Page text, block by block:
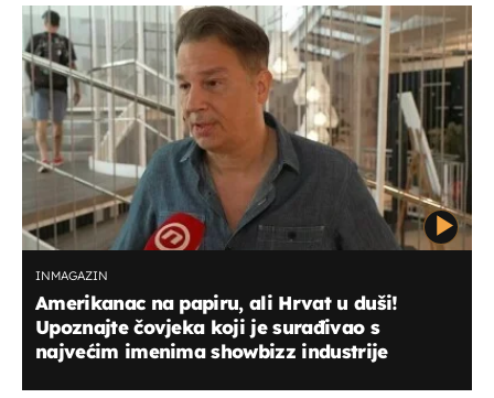
INMAGAZIN
Amerikanac na papiru, ali Hrvat u duši!
Upoznajte čovjeka koji je surađivao s
najvećim imenima showbizz industrije